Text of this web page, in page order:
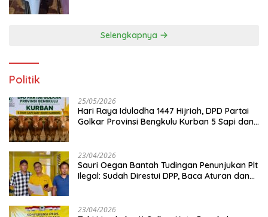
Selengkapnya
Politik
25/05/2026
Hari Raya Iduladha 1447 Hijriah, DPD Partai
Golkar Provinsi Bengkulu Kurban 5 Sapi dan 1
23/04/2026
Sauri Oegan Bantah Tudingan Penunjukan Plt
Ilegal: Sudah Direstui DPP, Baca Aturan dan
23/04/2026